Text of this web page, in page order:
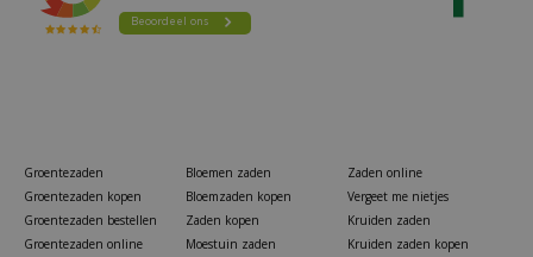
Groentezaden
Groentezaden kopen
Groentezaden bestellen
Groentezaden online
Bloemen zaden
Bloemzaden kopen
Zaden kopen
Moestuin zaden
Zaden online
Vergeet me nietjes
Kruiden zaden
Kruiden zaden kopen